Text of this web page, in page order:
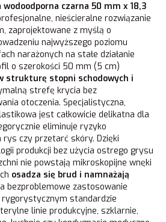
czarna 50 mm x 18,3
nieścieralne rozwiązanie
zaprojektowane z myślą o
najwyższego poziomu
narażonych na stałe działanie
o szerokości 50 mm (5 cm)
strukturę stopni schodowych i
strefę krycia bez
otoczenia. Specjalistyczna,
jest całkowicie delikatna dla
eliminuje ryzyko
czy przetarć skóry. Dzięki
produkcji bez użycia ostrego grysu
nie powstają mikroskopijne wnęki
osadza się brud i namnażają
bezproblemowe zastosowanie
standardzie
linie produkcyjne, szklarnie,